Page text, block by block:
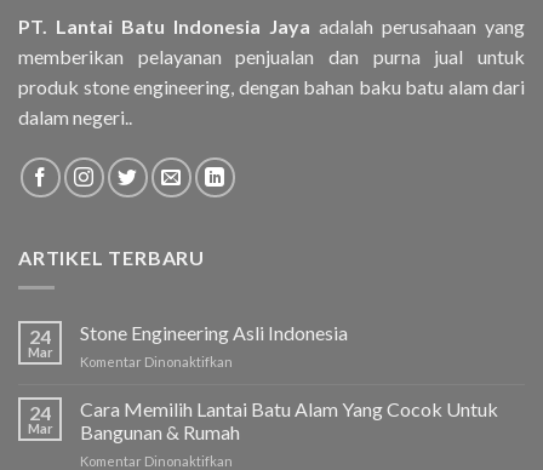
PT. Lantai Batu Indonesia Jaya adalah perusahaan yang
memberikan pelayanan penjualan dan purna jual untuk
produk stone engineering, dengan bahan baku batu alam dari
dalam negeri..
ARTIKEL TERBARU
24
Mar
Stone Engineering Asli Indonesia
Komentar Dinonaktifkan
Engineering
Indonesia
24
Mar
Cara Memilih Lantai Batu Alam Yang Cocok Untuk
Bangunan & Rumah
Komentar Dinonaktifkan